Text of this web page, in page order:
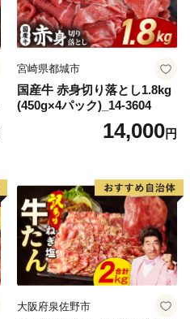
宮崎県都城市
国産牛 赤身切り落とし1.8kg
(450g×4パック)_14-3604
14,000円
大阪府泉佐野市